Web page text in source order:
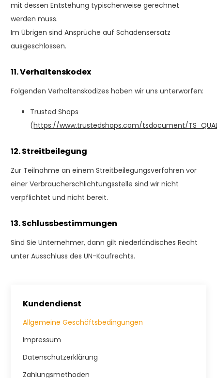
Kundendienst
Allgemeine Geschäftsbedingungen
Impressum
Datenschutzerklärung
Zahlungsmethoden
mit dessen Entstehung typischerweise gerechnet
werden muss.
Im Übrigen sind Ansprüche auf Schadensersatz
ausgeschlossen.
11. Verhaltenskodex
Folgenden Verhaltenskodizes haben wir uns unterworfen:
Trusted Shops
(https://www.trustedshops.com/tsdocument/
12. Streitbeilegung
Zur Teilnahme an einem Streitbeilegungsverfahren vor
einer Verbraucherschlichtungsstelle sind wir nicht
verpflichtet und nicht bereit.
13. Schlussbestimmungen
Sind Sie Unternehmer, dann gilt niederländisches Recht
unter Ausschluss des UN-Kaufrechts.